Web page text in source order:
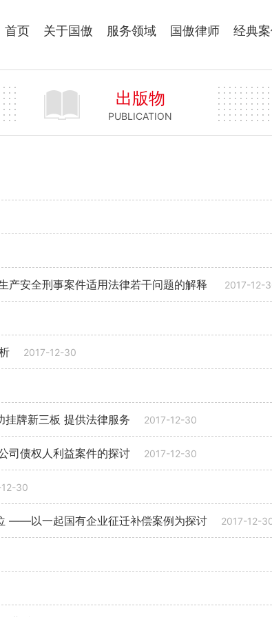
首页 关于国傲 服务领域 国傲律师 经典
出版物
PUBLICATION
产安全刑事案件适用法律若干问题的解释 2017-12-
2017-12-30
挂牌新三板 提供法律服务 2017-12-30
司债权人利益案件的探讨 2017-12-30
30
——以一起国有企业征迁补偿案例为探讨 2017-12-